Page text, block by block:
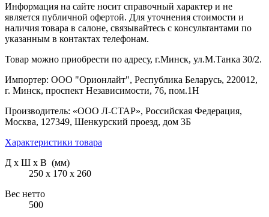
Информация на сайте носит справочный характер и не
является публичной офертой. Для уточнения стоимости и
наличия товара в салоне, связывайтесь с консультантами по
указанным в контактах телефонам.
Товар можно приобрести по адресу, г.Минск, ул.М.Танка 30/2.
Импортер: ООО "Орионлайт", Республика Беларусь, 220012,
г. Минск, проспект Независимости, 76, пом.1Н
Производитель: «ООО Л-СТАР», Российская Федерация,
Москва, 127349, Шенкурский проезд, дом 3Б
Характеристики товара
Д х Ш х В (мм)
250 х 170 х 260
Вес нетто
500